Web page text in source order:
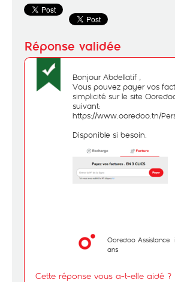
Bonjour Abdellatif ,
Vous pouvez payer vos
simplicité sur le site
suivant:
https://www.ooredoo.tn/
Disponible si besoin.
Ooredoo Assistance
ans
Cette réponse vous a-t-elle aidé ?